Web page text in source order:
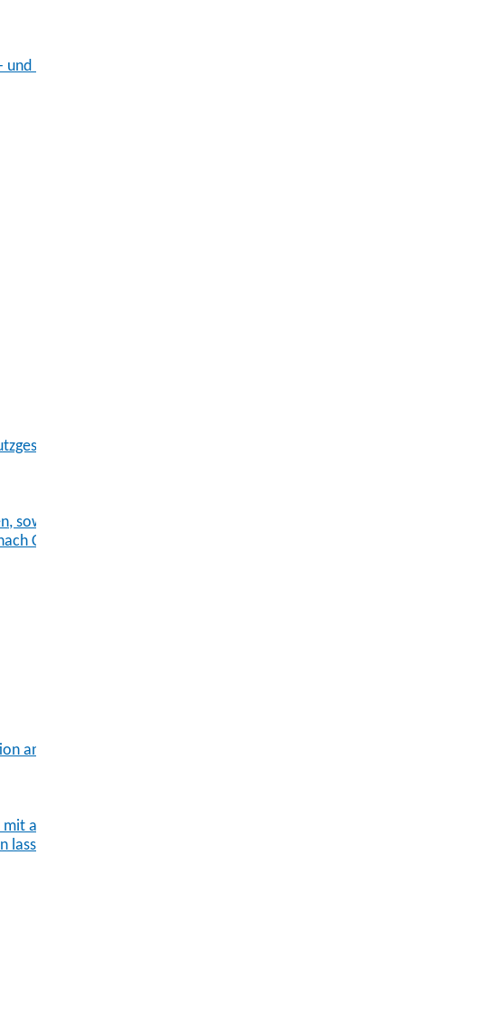
Heimerzieher, Sozialarbeiter, Sozialpädagoge mit ausländischer
sowie der Art der Arbeit und dem Arbeitstempo
ChemVerbotsV sowie Änderungsanzeigen bei Wechsel der
anmelden
ausländischer Berufsausbildung – Approbation beantragen
lassen